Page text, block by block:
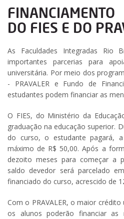
DO FIES E DO
As Faculdades Integradas Rio
importantes parcerias para
universitária. Por meio dos
- PRAVALER e Fundo de
estudantes podem financiar as
O FIES, do Ministério da
graduação na educação superior.
do curso, o estudante pagará,
máximo de R$ 50,00. Após a
dezoito meses para começar a
saldo devedor será parcelado
financiado do curso, acrescido de
Com o PRAVALER, o maior
os alunos poderão financiar as